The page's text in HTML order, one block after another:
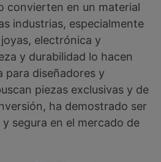
convierten en un material
industrias, especialmente
electrónica y
y durabilidad lo hacen
para diseñadores y
piezas exclusivas y de
ha demostrado ser
segura en el mercado de